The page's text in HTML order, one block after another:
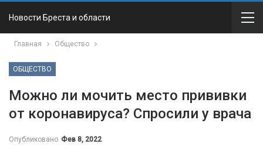
Новости Бреста и области
Главная Общество
ОБЩЕСТВО
Можно ли мочить место прививки
от коронавируса? Спросили у врача
Опубликовано Фев 8, 2022